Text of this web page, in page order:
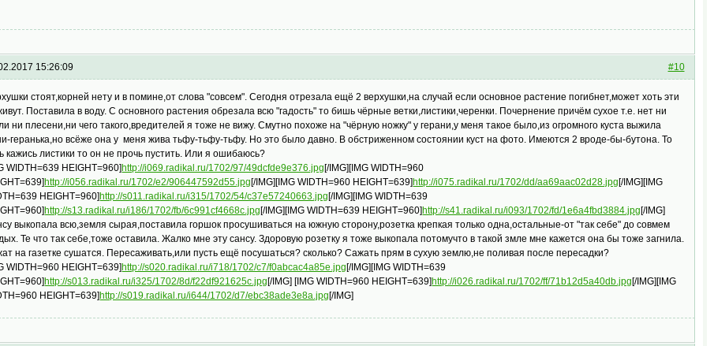
#10
15:26:09
стоят,корней нету и в помине,от слова "совсем". Сегодня отрезала ещё 2 верхушки,на случай если основное растение погибнет,может хоть эти
Поставила в воду. С основного растения обрезала всю "гадость" то бишь чёрные ветки,листики,черенки. Почернение причём сухое т.е. нет ни
ни плесени,ни чего такого,вредителей я тоже не вижу. Смутно похоже на "чёрную ножку" у герани,у меня такое было,из огромного куста выжила
геранька,но всёже она у меня жива тьфу-тьфу-тьфу. Но это было давно. В обстриженном состоянии куст на фото. Имеются 2 вроде-бы-бутона. То
кажись листики то он не прочь пустить. Или я ошибаюсь?
WIDTH=639 HEIGHT=960]http://i069.radikal.ru/1702/97/49dcfde9e376.jpg[/IMG][IMG WIDTH=960
http://i056.radikal.ru/1702/e2/906447592d55.jpg[/IMG][IMG WIDTH=960 HEIGHT=639]http://i075.radikal.ru/1702/dd/aa69aac02d28.jpg[/IMG][IMG
HEIGHT=960]http://s011.radikal.ru/i315/1702/54/c37e57240663.jpg[/IMG][IMG WIDTH=639
http://s13.radikal.ru/i186/1702/fb/6c991cf4668c.jpg[/IMG][IMG WIDTH=639 HEIGHT=960]http://s41.radikal.ru/i093/1702/fd/1e6a4fbd3884.jpg[/IMG]
выкопала всю,земля сырая,поставила горшок просушиваться на южную сторону,розетка крепкая только одна,остальные-от "так себе" до совмем
Те что так себе,тоже оставила. Жалко мне эту сансу. Здоровую розетку я тоже выкопала потомучто в такой змле мне кажется она бы тоже загнила.
на газетке сушатся. Пересаживать,или пусть ещё посушаться? сколько? Сажать прям в сухую землю,не поливая после пересадки?
WIDTH=960 HEIGHT=639]http://s020.radikal.ru/i718/1702/c7/f0abcac4a85e.jpg[/IMG][IMG WIDTH=639
http://s013.radikal.ru/i325/1702/8d/f22df921625c.jpg[/IMG] [IMG WIDTH=960 HEIGHT=639]http://i026.radikal.ru/1702/ff/71b12d5a40db.jpg[/IMG][IMG
HEIGHT=639]http://s019.radikal.ru/i644/1702/d7/ebc38ade3e8a.jpg[/IMG]